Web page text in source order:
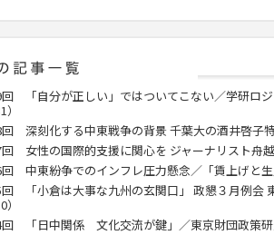
「自分が正しい」ではついてこない／学研ロ
深刻化する中東戦争の背景 千葉大の酒井啓子
女性の国際的支援に関心を ジャーナリスト舟
中東紛争でのインフレ圧力懸念／「賃上げと
「小倉は大事な九州の玄関口」 政懇３月例会
回 「日中関係 文化交流が鍵」／東京財団政策